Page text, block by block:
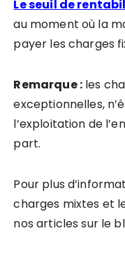
Le seuil de
au moment où la
payer les charges
Remarque :les
exceptionnelles,
l’exploitation de
part.
Pour plus
charges mixtes et
nos articles sur le